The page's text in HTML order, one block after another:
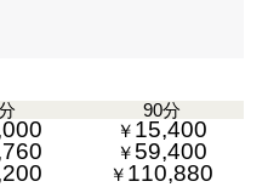
90分
￥ 15,400
￥ 59,400
￥ 110,880